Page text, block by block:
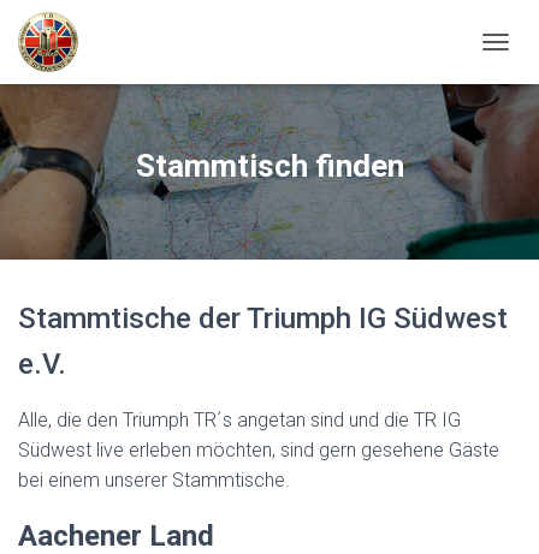
A
V
I
O
M
T
Stammtisch finden
Stammtische der Triumph IG Südwest
e.V.
Alle, die den Triumph TR´s angetan sind und die TR IG
Südwest live erleben möchten, sind gern gesehene Gäste
bei einem unserer Stammtische.
Aachener Land